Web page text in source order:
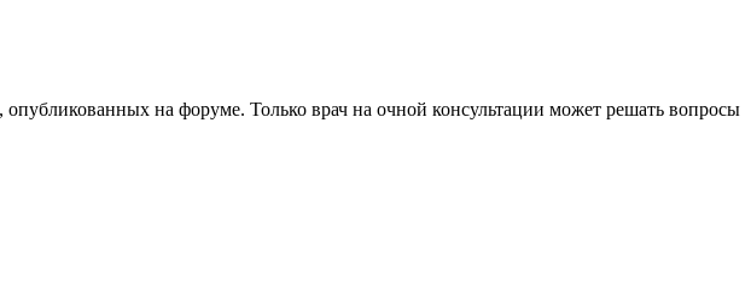
на форуме. Только врач на очной консультации может решать вопросы